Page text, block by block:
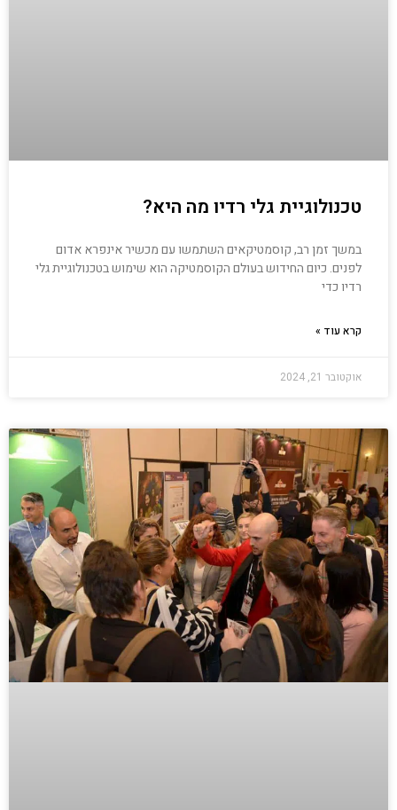
טכנולוגיית גלי רדיו מה היא?
במשך זמן רב, קוסמטיקאים השתמשו עם מכשיר אינפרא אדום
לפנים. כיום החידוש בעולם הקוסמטיקה הוא שימוש בטכנולוגיית גלי
רדיו כדי
קרא עוד »
אוקטובר 21, 2024